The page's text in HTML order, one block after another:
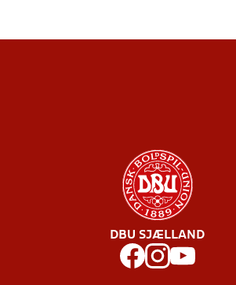
DBU SJÆLLAND